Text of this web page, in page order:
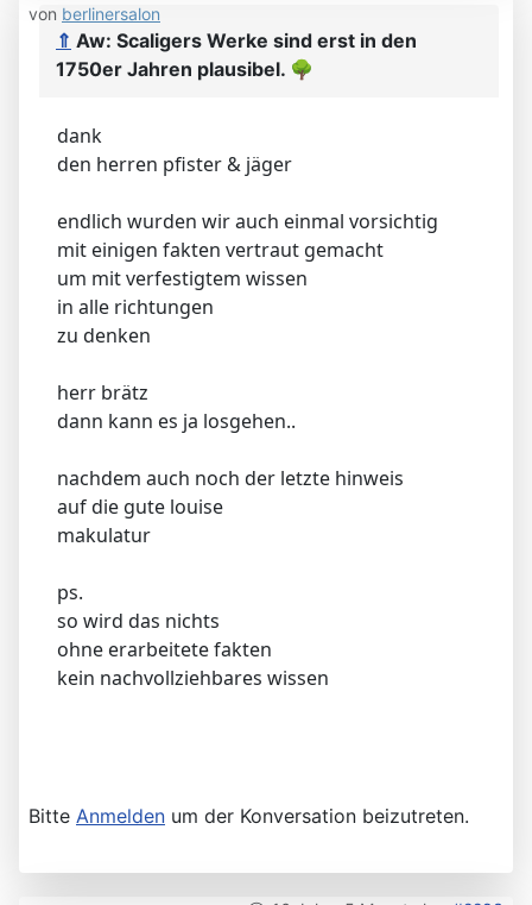
von berlinersalon
⇑ Aw: Scaligers Werke sind erst in den
1750er Jahren plausibel. 🌳
dank
den herren pfister & jäger
endlich wurden wir auch einmal vorsichtig
mit einigen fakten vertraut gemacht
um mit verfestigtem wissen
in alle richtungen
zu denken
herr brätz
dann kann es ja losgehen..
nachdem auch noch der letzte hinweis
auf die gute louise
makulatur
ps.
so wird das nichts
ohne erarbeitete fakten
kein nachvollziehbares wissen
Bitte Anmelden um der Konversation beizutreten.